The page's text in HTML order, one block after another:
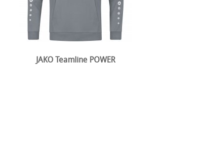
JAKO Teamline POWER